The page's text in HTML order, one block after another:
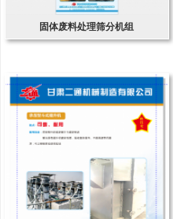
固体废料处理筛分机组